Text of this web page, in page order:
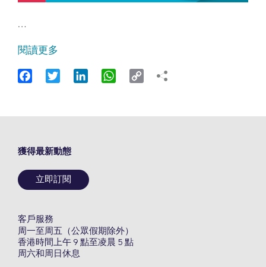
…
閱讀更多
FacebookTwitter LinkedIn WhatsApp
Copy
獲得最新動態
立即訂閱
客戶服務
周一至周五（公眾假期除外）
香港時間上午 9 點至凌晨 5 點
周六和周日休息